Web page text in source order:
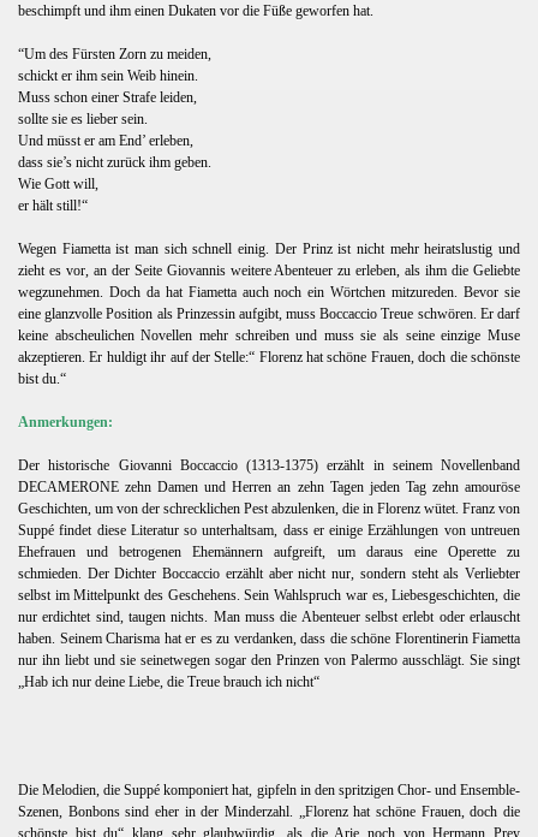
beschimpft und ihm einen Dukaten vor die Füße geworfen hat.
“Um des Fürsten Zorn zu meiden,
schickt er ihm sein Weib hinein.
Muss schon einer Strafe leiden,
sollte sie es lieber sein.
Und müsst er am End’ erleben,
dass sie’s nicht zurück ihm geben.
Wie Gott will,
er hält still!“
Wegen Fiametta ist man sich schnell einig. Der Prinz ist nicht mehr heiratslustig und
zieht es vor, an der Seite Giovannis weitere Abenteuer zu erleben, als ihm die Geliebte
wegzunehmen. Doch da hat Fiametta auch noch ein Wörtchen mitzureden. Bevor sie
eine glanzvolle Position als Prinzessin aufgibt, muss Boccaccio Treue schwören. Er darf
keine abscheulichen Novellen mehr schreiben und muss sie als seine einzige Muse
akzeptieren. Er huldigt ihr auf der Stelle:“ Florenz hat schöne Frauen, doch die schönste
bist du.“
Anmerkungen:
Der historische Giovanni Boccaccio (1313-1375) erzählt in seinem Novellenband
DECAMERONE zehn Damen und Herren an zehn Tagen jeden Tag zehn amouröse
Geschichten, um von der schrecklichen Pest abzulenken, die in Florenz wütet. Franz von
Suppé findet diese Literatur so unterhaltsam, dass er einige Erzählungen von untreuen
Ehefrauen und betrogenen Ehemännern aufgreift, um daraus eine Operette zu
schmieden. Der Dichter Boccaccio erzählt aber nicht nur, sondern steht als Verliebter
selbst im Mittelpunkt des Geschehens. Sein Wahlspruch war es, Liebesgeschichten, die
nur erdichtet sind, taugen nichts. Man muss die Abenteuer selbst erlebt oder erlauscht
haben. Seinem Charisma hat er es zu verdanken, dass die schöne Florentinerin Fiametta
nur ihn liebt und sie seinetwegen sogar den Prinzen von Palermo ausschlägt. Sie singt
„Hab ich nur deine Liebe, die Treue brauch ich nicht“
Die Melodien, die Suppé komponiert hat, gipfeln in den spritzigen Chor- und Ensemble-
Szenen, Bonbons sind eher in der Minderzahl. „Florenz hat schöne Frauen, doch die
schönste bist du“ klang sehr glaubwürdig, als die Arie noch von Hermann Prey